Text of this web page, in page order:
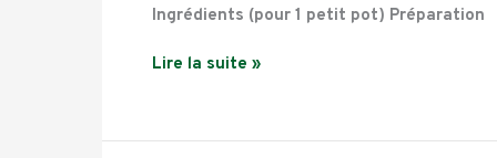
Ingrédients (pour 1 petit pot) Préparation
Lire la suite »